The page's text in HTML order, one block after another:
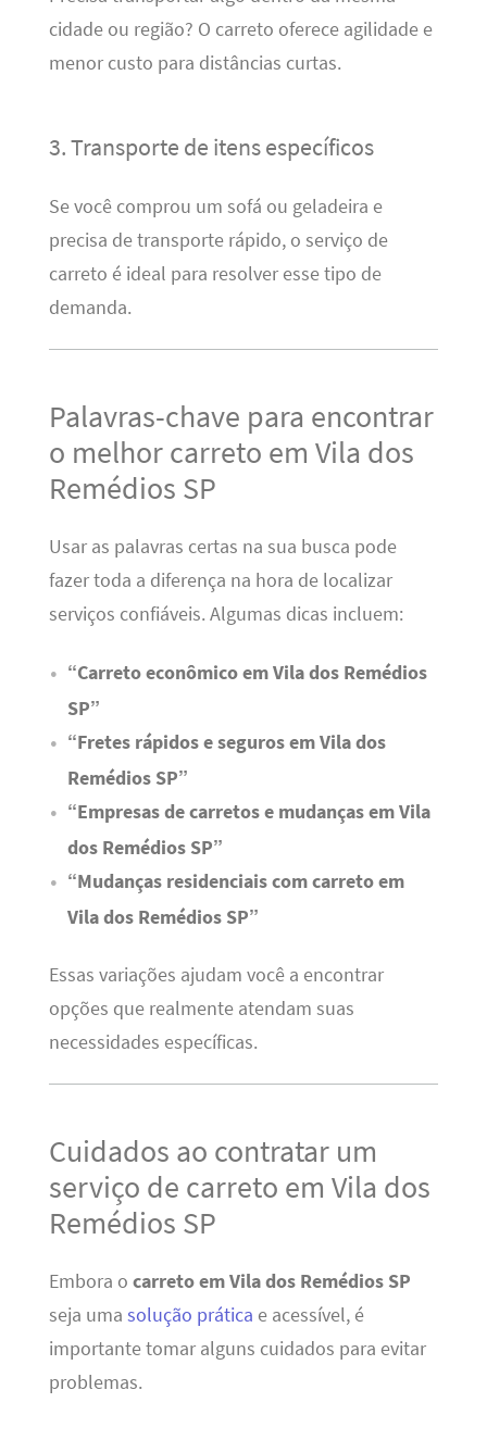
cidade ou região? O carreto oferece agilidade e
menor custo para distâncias curtas.
3. Transporte de itens específicos
Se você comprou um sofá ou geladeira e
precisa de transporte rápido, o serviço de
carreto é ideal para resolver esse tipo de
demanda.
Palavras-chave para encontrar
o melhor carreto em Vila dos
Remédios SP
Usar as palavras certas na sua busca pode
fazer toda a diferença na hora de localizar
serviços confiáveis. Algumas dicas incluem:
“Carreto econômico em Vila dos Remédios
SP”
“Fretes rápidos e seguros em Vila dos
Remédios SP”
“Empresas de carretos e mudanças em Vila
dos Remédios SP”
“Mudanças residenciais com carreto em
Vila dos Remédios SP”
Essas variações ajudam você a encontrar
opções que realmente atendam suas
necessidades específicas.
Cuidados ao contratar um
serviço de carreto em Vila dos
Remédios SP
Embora o carreto em Vila dos Remédios SP
seja uma solução prática e acessível, é
importante tomar alguns cuidados para evitar
problemas.